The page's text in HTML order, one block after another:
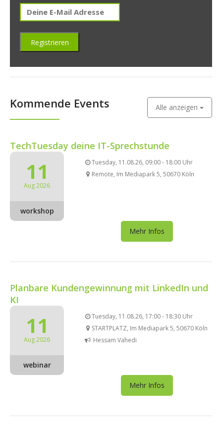
Kommende Events Alle anzeigen
TechTuesday deine IT-Sprechstunde
11
Aug 2026
workshop
Tuesday, 11.08.26, 09:00 - 18:00 Uhr
Remote, Im Mediapark 5, 50670 Köln
Mehr Infos
Planbare Kundengewinnung mit LinkedIn und
KI
11
Aug 2026
webinar
Tuesday, 11.08.26, 17:00 - 18:30 Uhr
STARTPLATZ, Im Mediapark 5, 50670 Köln
Hessam Vahedi
Mehr Infos